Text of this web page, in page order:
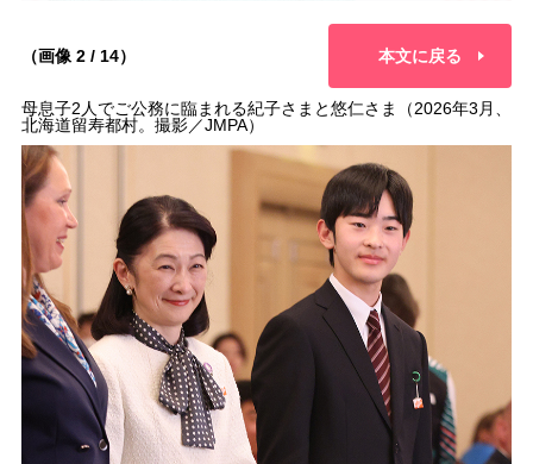
（画像 2 / 14） 本文に戻る
母息子2人でご公務に臨まれる紀子さまと悠仁さま（2026年3月、
北海道留寿都村。撮影／JMPA）